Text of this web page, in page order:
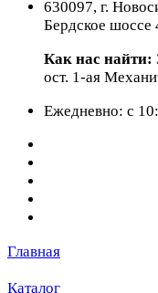
630097, г.
Бердское шоссе
Как нас найти:
ост. 1-ая
Ежедневно: с
Главная
Каталог